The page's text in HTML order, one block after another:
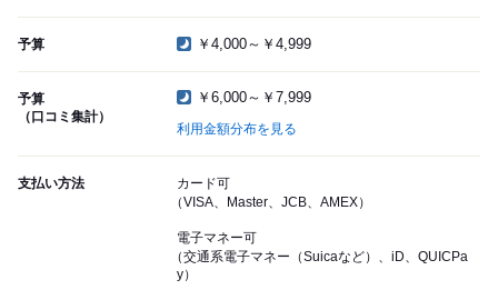
予算 ￥4,000～￥4,999
予算
（口コミ集計）
￥6,000～￥7,999
利用金額分布を見る
支払い方法
カード可
（VISA、Master、JCB、AMEX）
電子マネー可
（交通系電子マネー（Suicaなど）、iD、QUICPa
y）